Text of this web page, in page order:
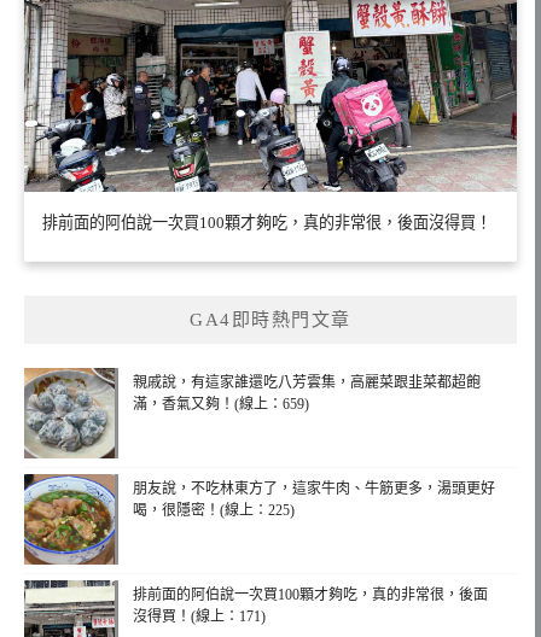
排前面的阿伯說一次買100顆才夠吃，真的非常很，後面沒得買！
GA4即時熱門文章
親戚說，有這家誰還吃八芳雲集，高麗菜跟韭菜都超飽
滿，香氣又夠！(線上：659)
朋友說，不吃林東方了，這家牛肉、牛筋更多，湯頭更好
喝，很隱密！(線上：225)
排前面的阿伯說一次買100顆才夠吃，真的非常很，後面
沒得買！(線上：171)